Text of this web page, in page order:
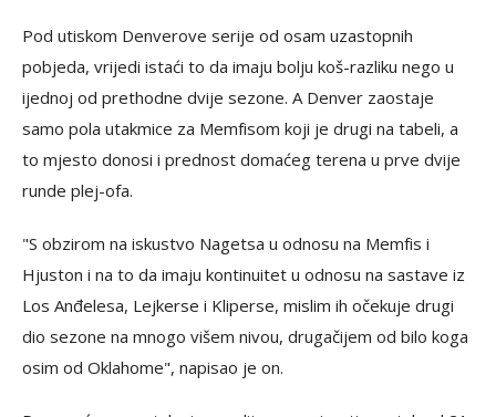
Pod utiskom Denverove serije od osam uzastopnih
pobjeda, vrijedi istaći to da imaju bolju koš-razliku nego u
ijednoj od prethodne dvije sezone. A Denver zaostaje
samo pola utakmice za Memfisom koji je drugi na tabeli, a
to mjesto donosi i prednost domaćeg terena u prve dvije
runde plej-ofa.
"S obzirom na iskustvo Nagetsa u odnosu na Memfis i
Hjuston i na to da imaju kontinuitet u odnosu na sastave iz
Los Anđelesa, Lejkerse i Kliperse, mislim ih očekuje drugi
dio sezone na mnogo višem nivou, drugačijem od bilo koga
osim od Oklahome", napisao je on.